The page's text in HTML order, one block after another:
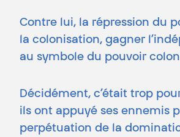
Contre lui, la répression du
la colonisation, gagner
au symbole du pouvoir
Décidément, c’était trop
ils ont appuyé ses ennemis
perpétuation de la